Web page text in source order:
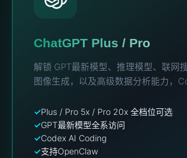
ChatGPT Plus / Pro
解锁 GPT最新模型、推理模型、联网
图像生成，以及高级数据分析能力，
Plus / Pro 5x / Pro 20x 全档位可选
GPT最新模型全系访问
Codex AI Coding
支持OpenClaw